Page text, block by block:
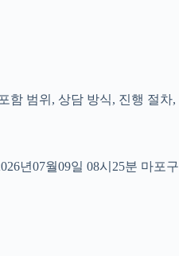
함 범위, 상담 방식, 진행 절차,
년07월09일 08시25분 마포구